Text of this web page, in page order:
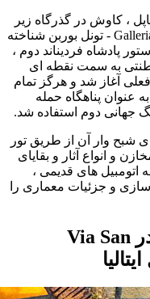
، کاوش در گذرگاه زیر
زمینی ناتمام است که با نام Galleria Borbonica - تونل بوربن شناخته
پادشاه فردیناند دوم ،
به سمت نقطه ای
آغاز شد و هرگز تمام
عنوان پناهگاه حمله
جهانی دوم استفاده شد.
شبح وار آن از طریق تور
و انواع آثار و بقایای
اتومبیل های قدیمی ،
و جزئیات معماری را
7- فروشگاه های Presepi در Via San